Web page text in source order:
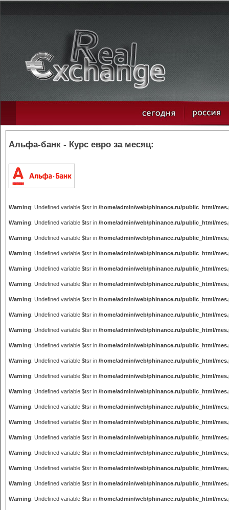
Альфа-банк - Курс евро за месяц:
Warning: Undefined variable $tsr in /home/admin/web/phinance.ru/public_html/
Warning: Undefined variable $tsr in /home/admin/web/phinance.ru/public_html/
Warning: Undefined variable $tsr in /home/admin/web/phinance.ru/public_html/
Warning: Undefined variable $tsr in /home/admin/web/phinance.ru/public_html/
Warning: Undefined variable $tsr in /home/admin/web/phinance.ru/public_html/
Warning: Undefined variable $tsr in /home/admin/web/phinance.ru/public_html/
Warning: Undefined variable $tsr in /home/admin/web/phinance.ru/public_html/
Warning: Undefined variable $tsr in /home/admin/web/phinance.ru/public_html/
Warning: Undefined variable $tsr in /home/admin/web/phinance.ru/public_html/
Warning: Undefined variable $tsr in /home/admin/web/phinance.ru/public_html/
Warning: Undefined variable $tsr in /home/admin/web/phinance.ru/public_html/
Warning: Undefined variable $tsr in /home/admin/web/phinance.ru/public_html/
Warning: Undefined variable $tsr in /home/admin/web/phinance.ru/public_html/
Warning: Undefined variable $tsr in /home/admin/web/phinance.ru/public_html/
Warning: Undefined variable $tsr in /home/admin/web/phinance.ru/public_html/
Warning: Undefined variable $tsr in /home/admin/web/phinance.ru/public_html/
Warning: Undefined variable $tsr in /home/admin/web/phinance.ru/public_html/
Warning: Undefined variable $tsr in /home/admin/web/phinance.ru/public_html/
Warning: Undefined variable $tsr in /home/admin/web/phinance.ru/public_html/
Warning: Undefined variable $tsr in /home/admin/web/phinance.ru/public_html/